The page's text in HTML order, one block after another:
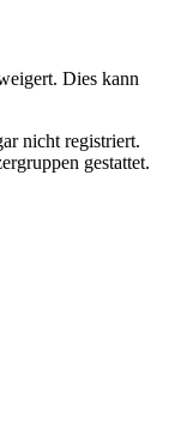
Dies kann
nicht registriert.
gestattet.